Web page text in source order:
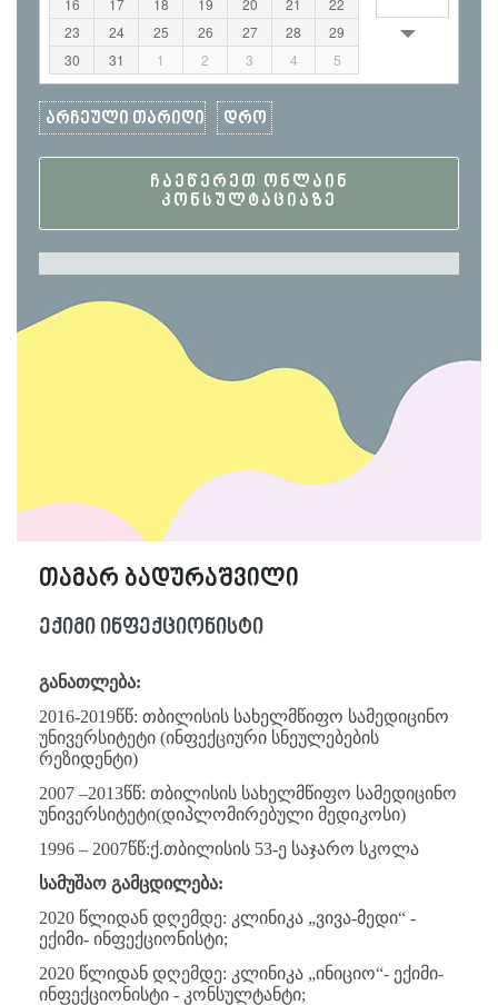
23
24 25 26 27 28
29
30
31 1 2 3 4 5
ᲩᲐᲔᲬᲔᲠᲔᲗ ᲝᲜᲚᲐᲘᲜ
ᲙᲝᲜᲡᲣᲚᲢᲐᲪᲘᲐᲖᲔ
თამარ ბადურაშვილი
ექიმი ინფექციონისტი
განათლება:
2016-2019წწ: თბილისის სახელმწიფო სამედიცინო
უნივერსიტეტი (ინფექციური სნეულებების
რეზიდენტი)
2007 –2013წწ: თბილისის სახელმწიფო სამედიცინო
უნივერსიტეტი(დიპლომირებული მედიკოსი)
1996 – 2007წწ:ქ.თბილისის 53-ე საჯარო სკოლა
სამუშაო გამცდილება:
2020 წლიდან დღემდე: კლინიკა „ვივა-მედი“ -
ექიმი- ინფექციონისტი;
2020 წლიდან დღემდე: კლინიკა „ინიციო“- ექიმი-
ინფექციონისტი - კონსულტანტი;